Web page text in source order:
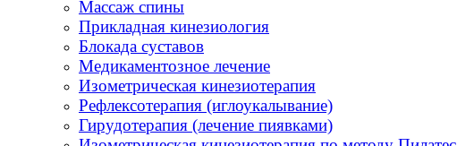
Массаж спины
Прикладная кинезиология
Блокада суставов
Медикаментозное лечение
Изометрическая кинезиотерапия
Рефлексотерапия (иглоукалывание)
Гирудотерапия (лечение пиявками)